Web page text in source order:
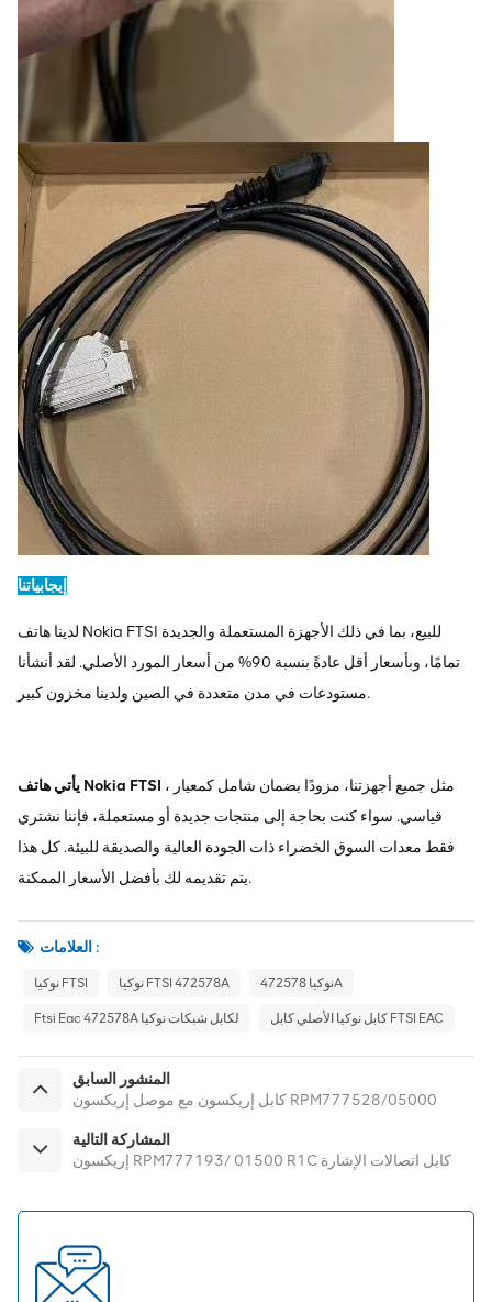
إيجابياتنا
لدينا هاتف Nokia FTSI للبيع، بما في ذلك الأجهزة المستعملة والجديدة
تمامًا، وبأسعار أقل عادةً بنسبة 90% من أسعار المورد الأصلي. لقد أنشأنا
مستودعات في مدن متعددة في الصين ولدينا مخزون كبير.
يأتي هاتف Nokia FTSI ، مثل جميع أجهزتنا، مزودًا بضمان شامل كمعيار
قياسي. سواء كنت بحاجة إلى منتجات جديدة أو مستعملة، فإننا نشتري
فقط معدات السوق الخضراء ذات الجودة العالية والصديقة للبيئة. كل هذا
يتم تقديمه لك بأفضل الأسعار الممكنة.
العلامات :
نوكيا FTSI نوكيا FTSI 472578A نوكيا 472578A
Ftsi Eac 472578A لكابل شبكات نوكيا كابل نوكيا الأصلي كابل FTSI EAC
المنشور السابق
كابل إريكسون مع موصل إريكسون RPM777528/05000
المشاركة التالية
إريكسون RPM777193/ 01500 R1C كابل اتصالات الإشارة